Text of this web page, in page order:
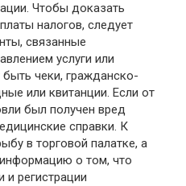
Чтобы доказать
налогов, следует
связанные
услуги или
чеки, гражданско-
или квитанции. Если от
был получен вред
справки. К
в торговой палатке, а
о том, что
и регистрации